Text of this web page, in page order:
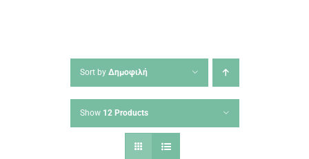
Sort by Δημοφιλή
Show 12 Products